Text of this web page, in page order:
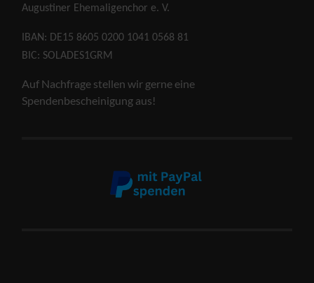
Augustiner Ehemaligenchor e. V.
IBAN: DE15 8605 0200 1041 0568 81
BIC: SOLADES1GRM
Auf Nachfrage stellen wir gerne eine
Spendenbescheinigung aus!